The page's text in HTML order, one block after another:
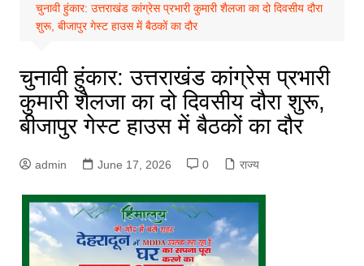
चुनावी हुंकार: उत्तराखंड कांग्रेस प्रभारी कुमारी शैलजा का दो दिवसीय दौरा
शुरू, बीजापुर गेस्ट हाउस में बैठकों का दौर
चुनावी हुंकार: उत्तराखंड कांग्रेस प्रभारी
कुमारी शैलजा का दो दिवसीय दौरा शुरू,
बीजापुर गेस्ट हाउस में बैठकों का दौर
admin June 17, 2026 0 राज्य